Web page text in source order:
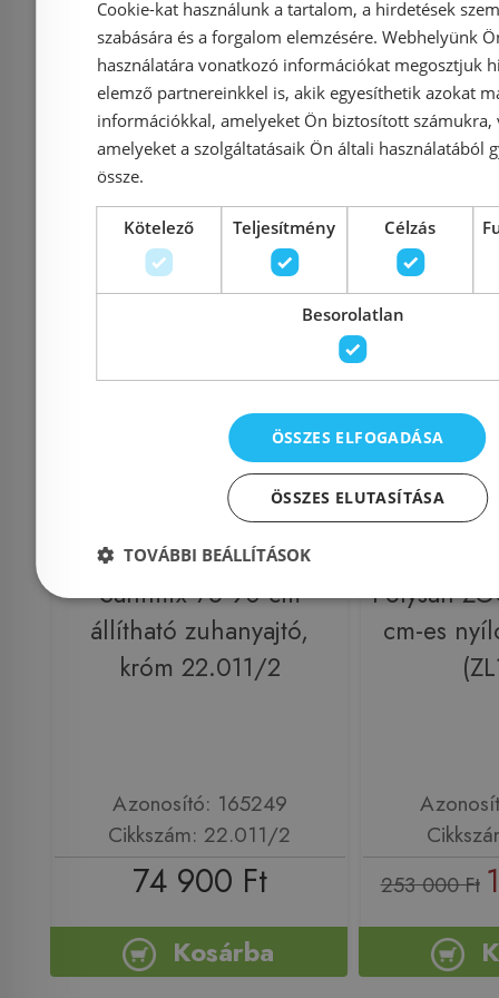
pitypang mintával
(385014-54-01L) !
Azonosító: 197623
Cikkszám: 385014-54-01L
357 900 Ft159 900 Ft
Kosárba
Cikkszám:
345 000 Ft
Sanimix 76-90 cm
állítható zuhanyajtó,
króm 22.011/2
Azonosító: 165249
Cikkszám: 22.011/2
74 900 Ft
Kosárba
Polysan
cm-es
253 000 Ft
Cookie-kat használunk a tartalom, a hirdetések
szabására és a forgalom elemzésére. Webhelyünk
használatára vonatkozó információkat megosztjuk
elemző partnereinkkel is, akik egyesíthetik azokat
információkkal, amelyeket Ön biztosított számukra,
amelyeket a szolgáltatásaik Ön általi használatából
össze.
Kötelező Teljesítmény Célzás
Besorolatlan
ÖSSZES ELFOGADÁSA
ÖSSZES ELUTASÍTÁSA
TOVÁBBI BEÁLLÍTÁSOK